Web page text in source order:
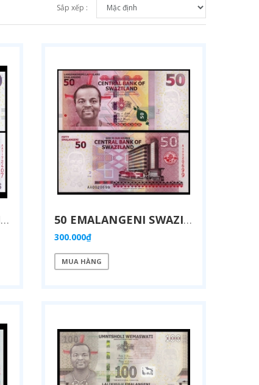
Sắp xếp :
20 EMALANGENI SWAZILAND 2014 50 EMALANGENI SWAZILAND 2014
300.000₫
MUA HÀNG